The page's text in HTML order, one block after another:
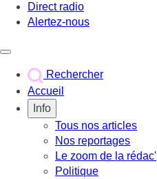
Direct radio
Alertez-nous
Rechercher
Accueil
Info
Tous nos articles
Nos reportages
Le zoom de la rédac'
Politique